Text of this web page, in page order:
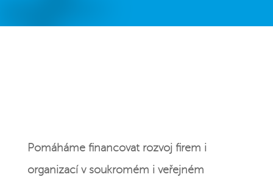
Pomáháme financovat rozvoj firem i
organizací v soukromém i veřejném